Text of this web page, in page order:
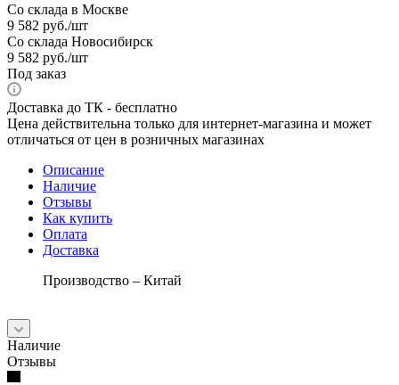
Со склада в Москве
9 582 руб./шт
Со склада Новосибирск
9 582 руб./шт
Под заказ
Доставка до ТК - бесплатно
Цена действительна только для интернет-магазина и может
отличаться от цен в розничных магазинах
Описание
Наличие
Отзывы
Как купить
Оплата
Доставка
Производство – Китай
Наличие
Отзывы